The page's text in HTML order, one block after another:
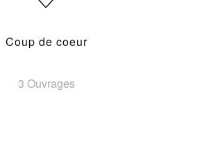
Coup de coeur
3 Ouvrages